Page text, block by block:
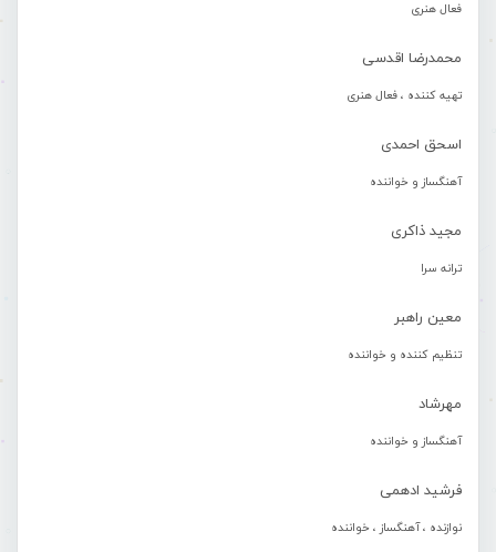
فعال هنری
محمدرضا اقدسی
تهیه کننده ، فعال هنری
اسحق احمدی
آهنگساز و خواننده
مجید ذاکری
ترانه سرا
معین راهبر
تنظیم کننده و خواننده
مهرشاد
آهنگساز و خواننده
فرشید ادهمی
نوازنده ، آهنگساز ، خواننده